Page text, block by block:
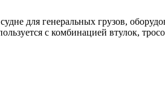
для генеральных грузов,
с комбинацией втулок,